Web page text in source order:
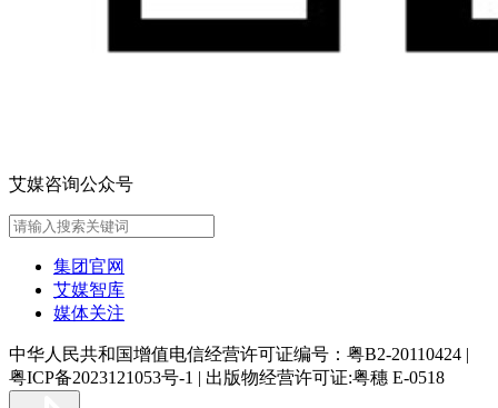
艾媒咨询公众号
集团官网
艾媒智库
媒体关注
中华人民共和国增值电信经营许可证编号：粤B2-20110424 |
粤ICP备2023121053号-1 | 出版物经营许可证:粤穗 E-0518